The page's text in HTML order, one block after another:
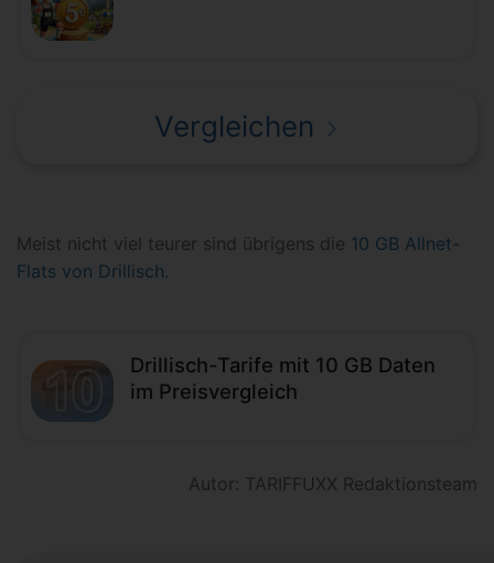
Vergleichen
Meist nicht viel teurer sind übrigens die 10 GB Allnet-
Flats von Drillisch
Drillisch-Tarife mit 10 GB Daten
im Preisvergleich
Autor: TARIFFUXX Redaktionsteam